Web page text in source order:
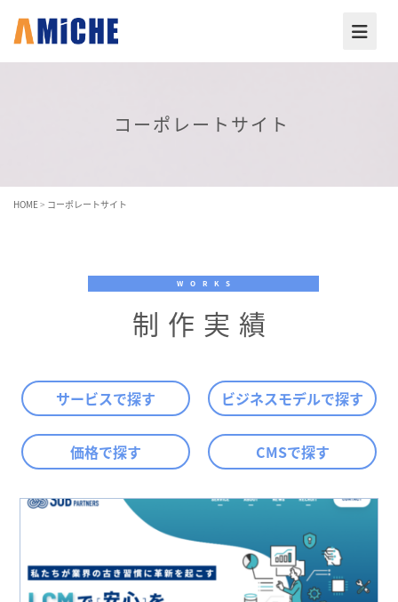
コーポレートサイト
HOME> コーポレートサイト
WORKS
制作実績
サービスで探す ビジネスモデルで探す
価格で探す CMSで探す